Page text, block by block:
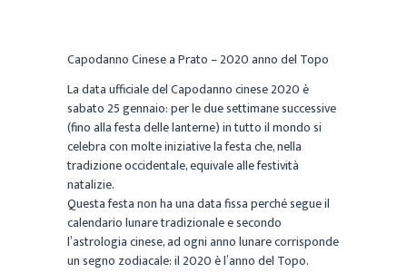
Capodanno Cinese a Prato – 2020 anno del Topo
La data ufficiale del Capodanno cinese 2020 è
sabato 25 gennaio: per le due settimane successive
(fino alla festa delle lanterne) in tutto il mondo si
celebra con molte iniziative la festa che, nella
tradizione occidentale, equivale alle festività
natalizie.
Questa festa non ha una data fissa perché segue il
calendario lunare tradizionale e secondo
l’astrologia cinese, ad ogni anno lunare corrisponde
un segno zodiacale: il 2020 è l’anno del Topo.